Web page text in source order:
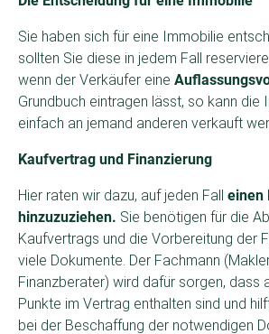
Sie haben sich für eine Immobilie
sollten Sie diese in jedem Fall
wenn der Verkäufer eine
Grundbuch eintragen lässt, so kann die
einfach an jemand anderen verkauft
Kaufvertrag und Finanzierung
Hier raten wir dazu, auf jeden Fall einen
hinzuzuziehen. Sie benötigen für die
Kaufvertrags und die Vorbereitung der
viele Dokumente. Der Fachmann
Finanzberater) wird dafür sorgen, dass
Punkte im Vertrag enthalten sind und
bei der Beschaffung der notwendigen